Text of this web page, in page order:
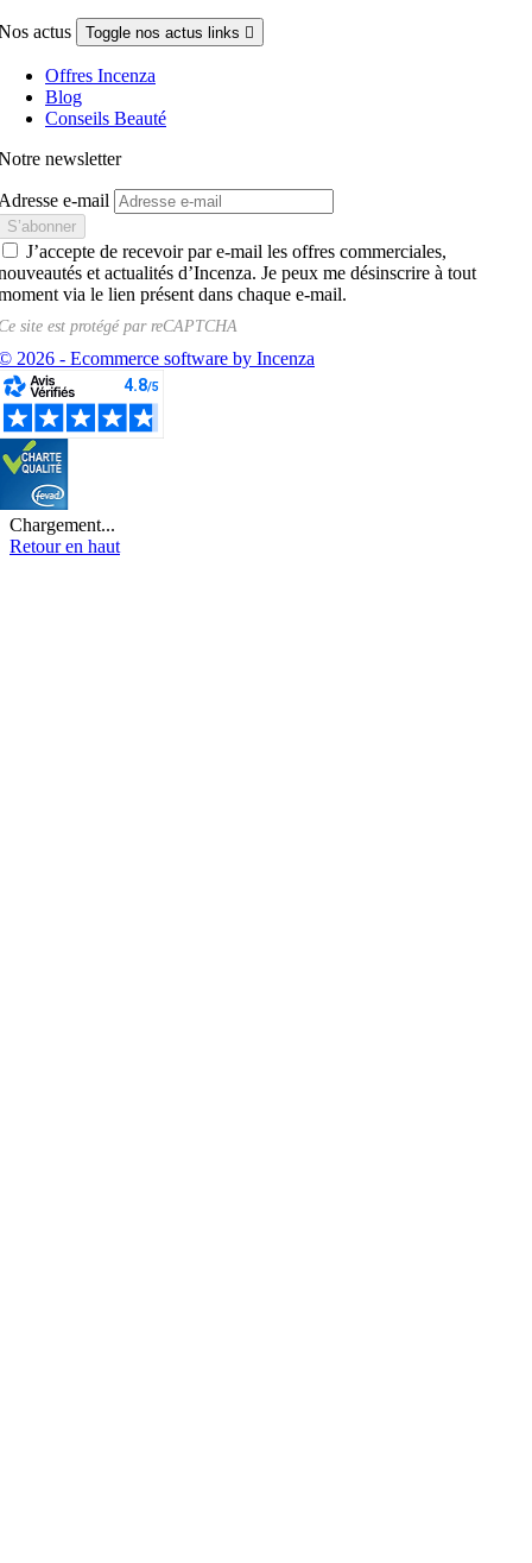
actus Toggle nos actus links 
Offres Incenza
Blog
Conseils Beauté
newsletter
e-mail
J’accepte de recevoir par e-mail les offres commerciales,
et actualités d’Incenza. Je peux me désinscrire à tout
via le lien présent dans chaque e-mail.
site est protégé parreCAPTCHA
2026 - Ecommerce software by Incenza
Chargement...
Retour en haut